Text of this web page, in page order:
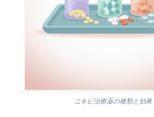
ニキビ治療薬の種類と効果